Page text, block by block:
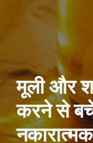
मूली और
करने से